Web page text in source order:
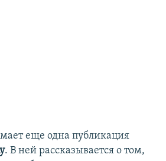
еще одна публикация
. В ней рассказывается о том,